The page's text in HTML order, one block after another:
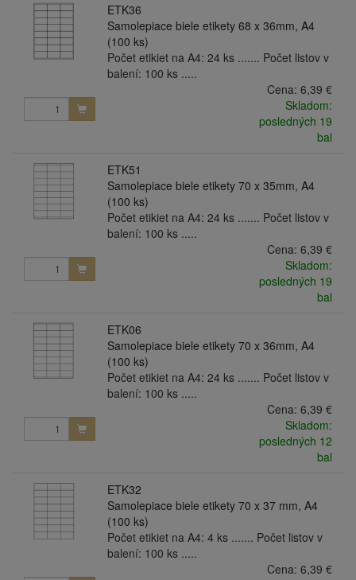
ETK36
Samolepiace biele etikety 68 x 36mm, A4
(100 ks)
Počet etikiet na A4: 24 ks ....... Počet listov v
balení: 100 ks .....
Cena: 6,39 €
Skladom:
posledných 19
bal
ETK51
Samolepiace biele etikety 70 x 35mm, A4
(100 ks)
Počet etikiet na A4: 24 ks ....... Počet listov v
balení: 100 ks .....
Cena: 6,39 €
Skladom:
posledných 19
bal
ETK06
Samolepiace biele etikety 70 x 36mm, A4
(100 ks)
Počet etikiet na A4: 24 ks ....... Počet listov v
balení: 100 ks .....
Cena: 6,39 €
Skladom:
posledných 12
bal
ETK32
Samolepiace biele etikety 70 x 37 mm, A4
(100 ks)
Počet etikiet na A4: 4 ks ....... Počet listov v
balení: 100 ks .....
Cena: 6,39 €